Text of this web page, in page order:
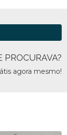
agora mesmo!